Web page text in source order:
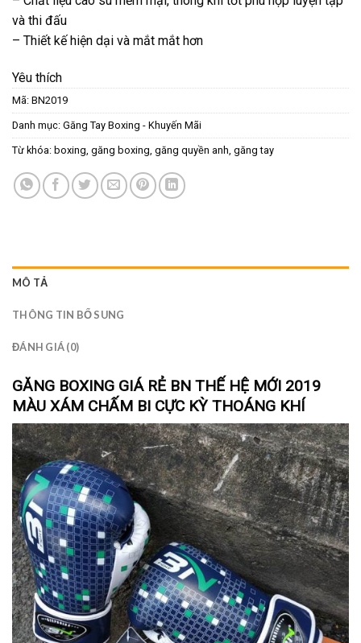
và thi đấu
– Thiết kế hiện dại và mắt mắt hơn
Yêu thích
Mã: BN2019
Danh mục: Găng Tay Boxing - Khuyến Mãi
Từ khóa: boxing găng boxing găng quyền anh găng tay
MÔ TẢ
THÔNG TIN BỔ SUNG
ĐÁNH GIÁ (0)
GĂNG BOXING GIÁ RẺ BN THẾ HỆ MỚI 2019
MÀU XÁM CHẤM BI CỰC KỲ THOÁNG KHÍ